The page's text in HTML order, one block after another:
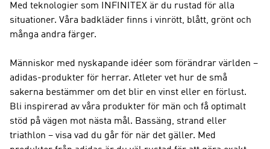
Med teknologier som INFINITEX är du rustad för alla
situationer. Våra badkläder finns i vinrött, blått, grönt och
många andra färger.
Människor med nyskapande idéer som förändrar världen –
adidas-produkter för herrar. Atleter vet hur de små
sakerna bestämmer om det blir en vinst eller en förlust.
Bli inspirerad av våra produkter för män och få optimalt
stöd på vägen mot nästa mål. Bassäng, strand eller
triathlon – visa vad du går för när det gäller. Med